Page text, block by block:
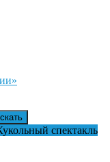
спектакль